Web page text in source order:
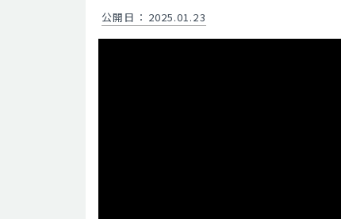
公開日 ： 2025.01.23